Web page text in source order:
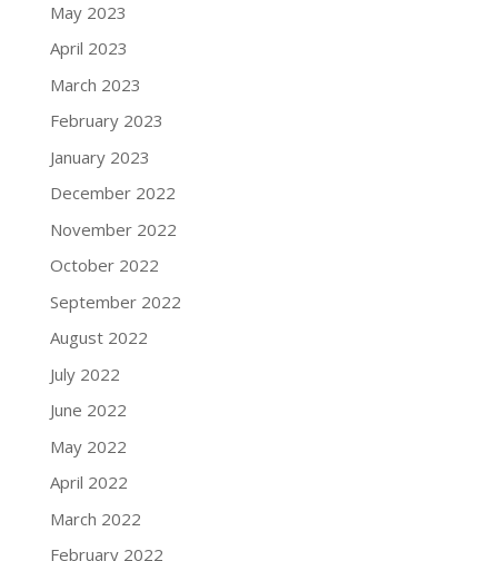
May 2023
April 2023
March 2023
February 2023
January 2023
December 2022
November 2022
October 2022
September 2022
August 2022
July 2022
June 2022
May 2022
April 2022
March 2022
February 2022